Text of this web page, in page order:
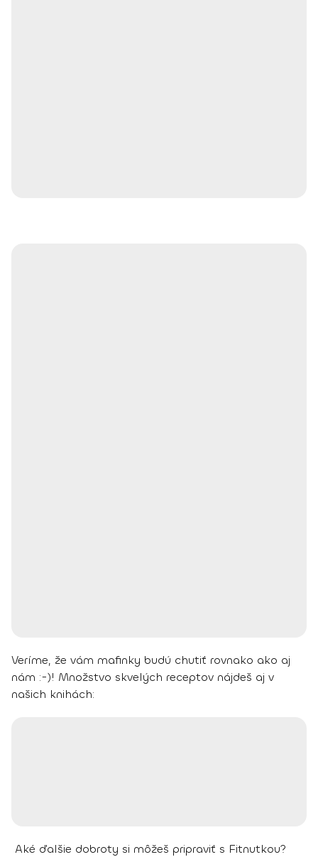
Veríme, že vám mafinky budú chutiť rovnako ako aj
nám :-)! Množstvo skvelých receptov nájdeš aj v
našich knihách:
Aké ďalšie dobroty si môžeš pripraviť s Fitnutkou?